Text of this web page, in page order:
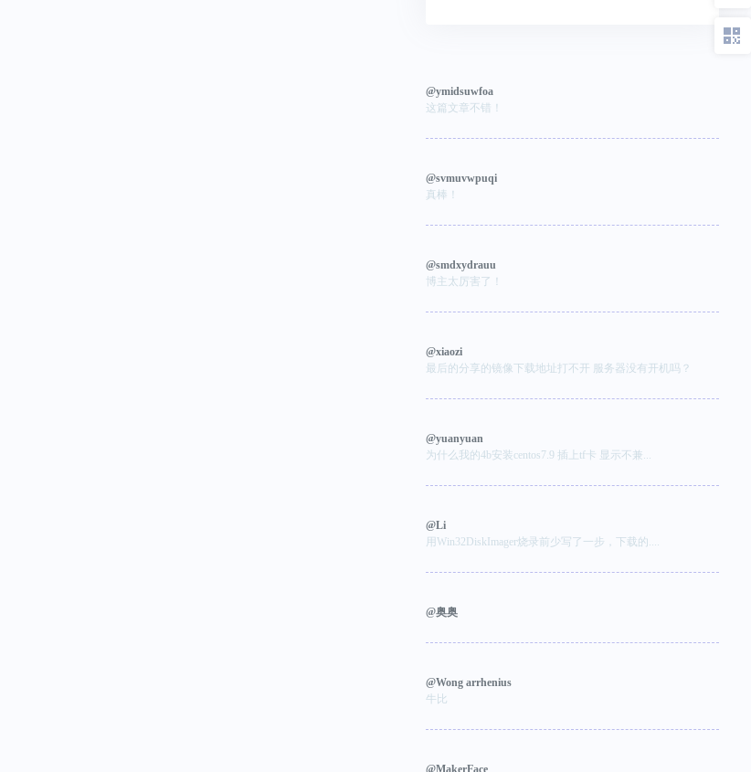
@ymidsuwfoa
这篇文章不错！
@svmuvwpuqi
真棒！
@smdxydrauu
博主太厉害了！
@xiaozi
最后的分享的镜像下载地址打不开 服务器没有开机吗？
@yuanyuan
为什么我的4b安装centos7.9 插上tf卡 显示不兼...
@Li
用Win32DiskImager烧录前少写了一步，下载的....
@奥奥
@Wong arrhenius
牛比
@MakerFace